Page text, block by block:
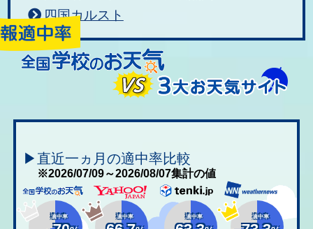
四国カルスト
▶直近一ヵ月の適中率比較
※2026/07/09～2026/08/07集計の値
適中率 適中率 適中率 適中率